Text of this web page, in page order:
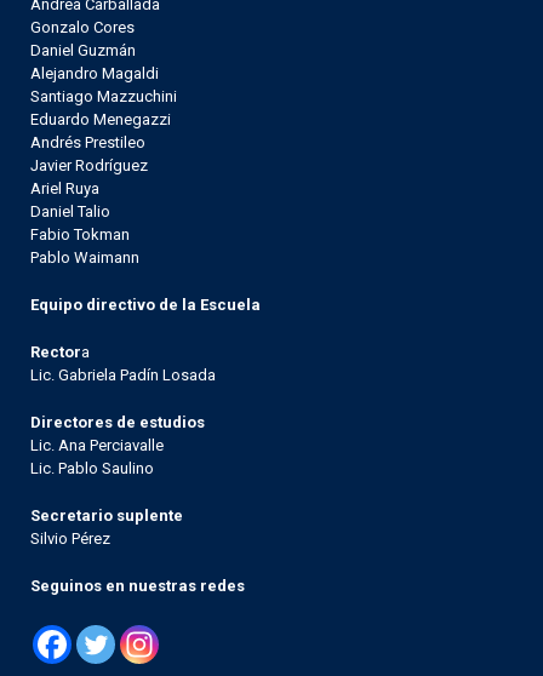
Andrea Carballada
Gonzalo Cores
Daniel Guzmán
Alejandro Magaldi
Santiago Mazzuchini
Eduardo Menegazzi
Andrés Prestileo
Javier Rodríguez
Ariel Ruya
Daniel Talio
Fabio Tokman
Pablo Waimann
Equipo directivo de la Escuela
Rectora
Lic. Gabriela Padín Losada
Directores de estudios
Lic. Ana Perciavalle
Lic. Pablo Saulino
Secretario suplente
Silvio Pérez
Seguinos en nuestras redes